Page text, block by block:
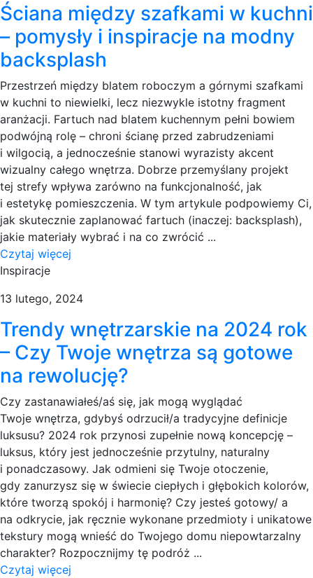
Ściana między szafkami w kuchni
– pomysły i inspiracje na modny
backsplash
Przestrzeń między blatem roboczym a górnymi szafkami
w kuchni to niewielki, lecz niezwykle istotny fragment
aranżacji. Fartuch nad blatem kuchennym pełni bowiem
podwójną rolę – chroni ścianę przed zabrudzeniami
i wilgocią, a jednocześnie stanowi wyrazisty akcent
wizualny całego wnętrza. Dobrze przemyślany projekt
tej strefy wpływa zarówno na funkcjonalność, jak
i estetykę pomieszczenia. W tym artykule podpowiemy Ci,
jak skutecznie zaplanować fartuch (inaczej: backsplash),
jakie materiały wybrać i na co zwrócić ...
Czytaj więcej
Inspiracje
13 lutego, 2024
Trendy wnętrzarskie na 2024 rok
– Czy Twoje wnętrza są gotowe
na rewolucję?
Czy zastanawiałeś/aś się, jak mogą wyglądać
Twoje wnętrza, gdybyś odrzucił/a tradycyjne definicje
luksusu? 2024 rok przynosi zupełnie nową koncepcję –
luksus, który jest jednocześnie przytulny, naturalny
i ponadczasowy. Jak odmieni się Twoje otoczenie,
gdy zanurzysz się w świecie ciepłych i głębokich kolorów,
które tworzą spokój i harmonię? Czy jesteś gotowy/ a
na odkrycie, jak ręcznie wykonane przedmioty i unikatowe
tekstury mogą wnieść do Twojego domu niepowtarzalny
charakter? Rozpocznijmy tę podróż ...
Czytaj więcej